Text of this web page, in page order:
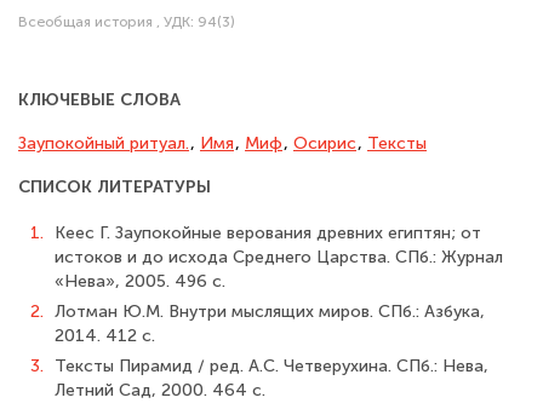
Всеобщая история , УДК: 94(3)
КЛЮЧЕВЫЕ СЛОВА
Заупокойный ритуал., Имя, Миф, Осирис, Тексты
СПИСОК ЛИТЕРАТУРЫ
1.
Кеес Г. Заупокойные верования древних египтян; от
истоков и до исхода Среднего Царства. СПб.: Журнал
«Нева», 2005. 496 с.
2. Лотман Ю.М. Внутри мыслящих миров. СПб.: Азбука,
2014. 412 с.
3.
Тексты Пирамид / ред. А.С. Четверухина. СПб.: Нева,
Летний Сад, 2000. 464 с.